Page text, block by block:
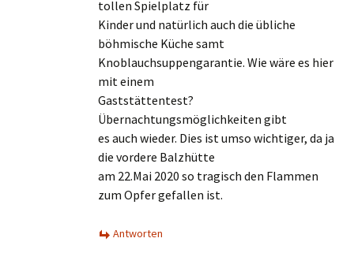
tollen Spielplatz für
Kinder und natürlich auch die übliche
böhmische Küche samt
Knoblauchsuppengarantie. Wie wäre es hier
mit einem
Gaststättentest?
Übernachtungsmöglichkeiten gibt
es auch wieder. Dies ist umso wichtiger, da ja
die vordere Balzhütte
am 22.Mai 2020 so tragisch den Flammen
zum Opfer gefallen ist.
Antworten